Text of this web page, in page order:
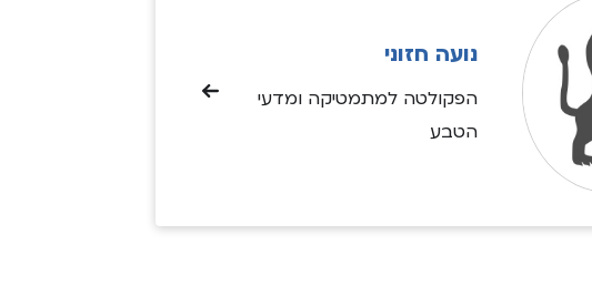
נועה חזוני
הפקולטה למתמטיקה ומדעי
הטבע